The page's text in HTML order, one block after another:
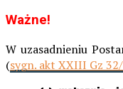
Ważne!
W uzasadnieniu
(sygn. akt XXIII Gz